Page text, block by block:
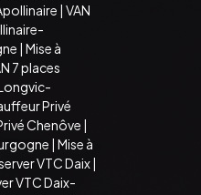
| VAN
| Mise à
7 places
Privé
Chenôve |
| Mise à
VTC Daix|
VTC Daix-